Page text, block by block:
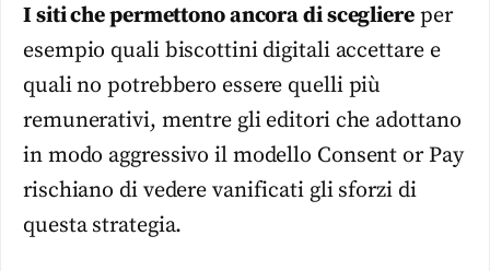
I siti che permettono ancora di scegliereper
esempio quali biscottini digitali accettare e
quali no potrebbero essere quelli più
remunerativi, mentre gli editori che adottano
in modo aggressivo il modello Consent or Pay
rischiano di vedere vanificati gli sforzi di
questa strategia.